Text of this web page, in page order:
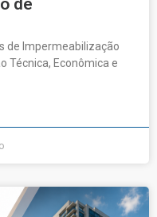
de
de Impermeabilização
Técnica, Econômica e